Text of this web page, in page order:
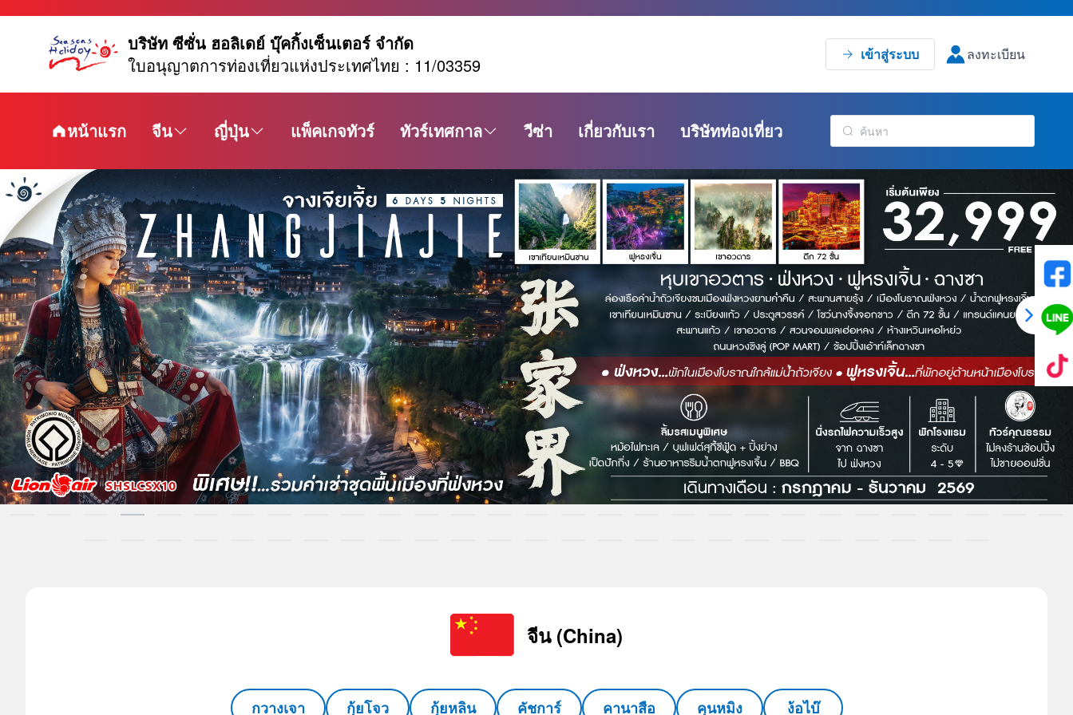
บริษัท ซีซั่น ฮอลิเดย์ บุ๊คกิ้งเซ็นเตอร์ จำกัด
ใบอนุญาตการท่องเที่ยวแห่งประเทศไทย : 11/03359
เข้าสู่ระบบ ลงทะเบียน
หน้าแรก จีน ญี่ปุ่น แพ็คเกจทัวร์ ทัวร์เทศกาล วีซ่า เกี่ยวกับเรา บริษัทท่องเที่ยว
จีน (China)
กวางเจา กุ้ยโจว กุ้ยหลิน คัชการ์ คานาสือ คุนหมิง ง้อไบ๊